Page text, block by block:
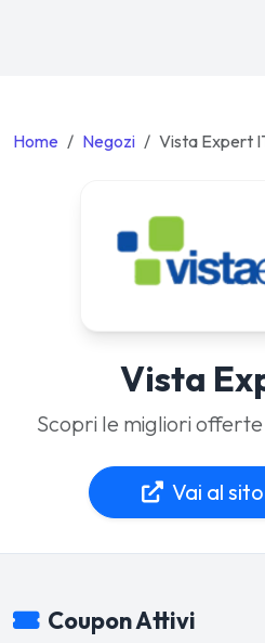
Home Negozi Vista Expert
Vista
Scopri le migliori
Vai al
Coupon Attivi